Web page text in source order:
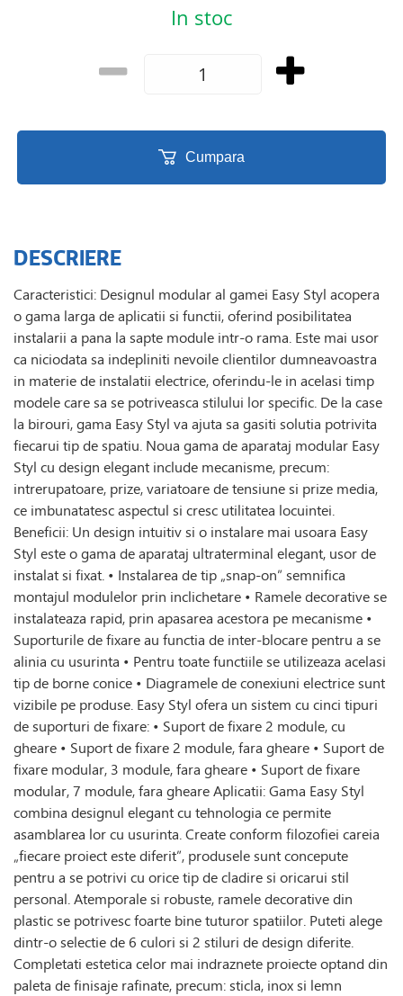
In stoc
Cumpara
DESCRIERE
Caracteristici: Designul modular al gamei Easy Styl acopera
o gama larga de aplicatii si functii, oferind posibilitatea
instalarii a pana la sapte module intr-o rama. Este mai usor
ca niciodata sa indepliniti nevoile clientilor dumneavoastra
in materie de instalatii electrice, oferindu-le in acelasi timp
modele care sa se potriveasca stilului lor specific. De la case
la birouri, gama Easy Styl va ajuta sa gasiti solutia potrivita
fiecarui tip de spatiu. Noua gama de aparataj modular Easy
Styl cu design elegant include mecanisme, precum:
intrerupatoare, prize, variatoare de tensiune si prize media,
ce imbunatatesc aspectul si cresc utilitatea locuintei.
Beneficii: Un design intuitiv si o instalare mai usoara Easy
Styl este o gama de aparataj ultraterminal elegant, usor de
instalat si fixat. • Instalarea de tip „snap-on” semnifica
montajul modulelor prin inclichetare • Ramele decorative se
instalateaza rapid, prin apasarea acestora pe mecanisme •
Suporturile de fixare au functia de inter-blocare pentru a se
alinia cu usurinta • Pentru toate functiile se utilizeaza acelasi
tip de borne conice • Diagramele de conexiuni electrice sunt
vizibile pe produse. Easy Styl ofera un sistem cu cinci tipuri
de suporturi de fixare: • Suport de fixare 2 module, cu
gheare • Suport de fixare 2 module, fara gheare • Suport de
fixare modular, 3 module, fara gheare • Suport de fixare
modular, 7 module, fara gheare Aplicatii: Gama Easy Styl
combina designul elegant cu tehnologia ce permite
asamblarea lor cu usurinta. Create conform filozofiei careia
„fiecare proiect este diferit”, produsele sunt concepute
pentru a se potrivi cu orice tip de cladire si oricarui stil
personal. Atemporale si robuste, ramele decorative din
plastic se potrivesc foarte bine tuturor spatiilor. Puteti alege
dintr-o selectie de 6 culori si 2 stiluri de design diferite.
Completati estetica celor mai indraznete proiecte optand din
paleta de finisaje rafinate, precum: sticla, inox si lemn